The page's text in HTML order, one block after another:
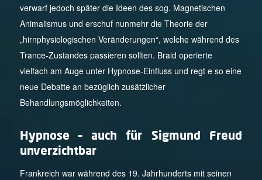
verwarf jedoch später die Ideen des sog. Magnetischen
Animalismus und erschuf nunmehr die Theorie der
„hirnphysiologischen Veränderungen“, welche während des
Trance-Zustandes passieren sollten. Braid operierte
vielfach am Auge unter Hypnose-Einfluss und regt e so eine
neue Debatte an bezüglich zusätzlicher
Behandlungsmöglichkeiten.
Hypnose – auch für Sigmund Freud
unverzichtbar
Frankreich war während des 19. Jahrhunderts mit seinen